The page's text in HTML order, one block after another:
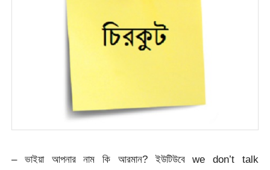
– ভাইয়া আপনার নাম কি আরমান? ইউটিউবে we don’t talk